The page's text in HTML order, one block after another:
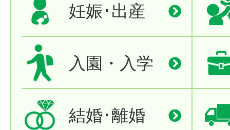
妊娠･出産
入園・入学
結婚･離婚